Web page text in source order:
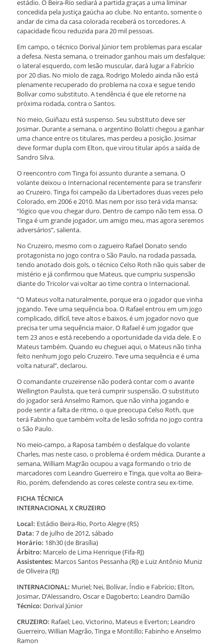
estádio. O Beira-Rio sediará a partida graças a uma liminar
concedida pela justiça gaúcha ao clube. No entanto, somente o
andar de cima da casa colorada receberá os torcedores. A
capacidade ficou reduzida para 20 mil pessoas.
Em campo, o técnico Dorival Júnior tem problemas para escalar
a defesa. Nesta semana, o treinador ganhou mais um desfalque:
o lateral esquerdo, com lesão muscular, dará lugar a Fabrício
por 20 dias. No miolo de zaga, Rodrigo Moledo ainda não está
plenamente recuperado do problema na coxa e segue tendo
Bolívar como substituto. A tendência é que ele retorne na
próxima rodada, contra o Santos.
No meio, Guiñazu está suspenso. Seu substituto deve ser
Josimar. Durante a semana, o argentino Bolatti chegou a ganhar
uma chance entre os titulares, mas perdeu a posição. Josimar
deve formar dupla com Elton, que virou titular após a saída de
Sandro Silva.
O reencontro com Tinga foi assunto durante a semana. O
volante deixou o Internacional recentemente para se transferir
ao Cruzeiro. Tinga foi campeão da Libertadores duas vezes pelo
Colorado, em 2006 e 2010. Mas nem por isso terá vida mansa:
“lógico que vou chegar duro. Dentro de campo não tem essa. O
Tinga é um grande jogador, um amigo meu, mas agora seremos
adversários”, salienta.
No Cruzeiro, mesmo com o zagueiro Rafael Donato sendo
protagonista no jogo contra o São Paulo, na rodada passada,
tendo anotado dois gols, o técnico Celso Roth não quis saber de
mistério e já confirmou que Mateus, que cumpriu suspensão
diante do Tricolor vai voltar ao time contra o Internacional.
“O Mateus volta naturalmente, porque era o jogador que vinha
jogando. Teve uma sequência boa. O Rafael entrou em um jogo
complicado, difícil, teve altos e baixos, é um jogador novo que
precisa ter uma sequência maior. O Rafael é um jogador que
tem 23 anos e está recebendo a oportunidade da vida dele. E o
Mateus também. Quando eu cheguei aqui, o Mateus não tinha
feito nenhum jogo pelo Cruzeiro. Teve uma sequência e é uma
volta natural”, declarou.
O comandante cruzeirense não poderá contar com o avante
Wellington Paulista, que terá cumprir suspensão. O substituto
do jogador será Anselmo Ramon, que não vinha jogando e
pode sentir a falta de ritmo, o que preocupa Celso Roth, que
terá Fabinho que também volta de lesão sofrida no jogo contra
o São Paulo.
No meio-campo, a Raposa também o desfalque do volante
Charles, mas neste caso, o problema é ordem médica. Durante a
semana, William Magrão ocupou a vaga formando o trio de
marcadores com Leandro Guerreiro e Tinga, que volta ao Beira-
Rio, porém, defendendo as cores celeste contra seu ex-time.
FICHA TÉCNICA
INTERNACIONAL X CRUZEIRO
Local: Estádio Beira-Rio, Porto Alegre (RS)
Data: 7 de julho de 2012, sábado
Horário: 18h30 (de Brasília)
Árbitro: Marcelo de Lima Henrique (Fifa-RJ)
Assistentes: Marcos Santos Pessanha (RJ) e Luiz Antônio Muniz
de Oliveira (RJ)
INTERNACIONAL: Muriel; Nei, Bolívar, Índio e Fabrício; Elton,
Josimar, D’Alessandro, Oscar e Dagoberto; Leandro Damião
Técnico: Dorival Júnior
CRUZEIRO: Rafael; Leo, Victorino, Mateus e Everton; Leandro
Guerreiro, Willian Magrão, Tinga e Montillo; Fabinho e Anselmo
Ramon